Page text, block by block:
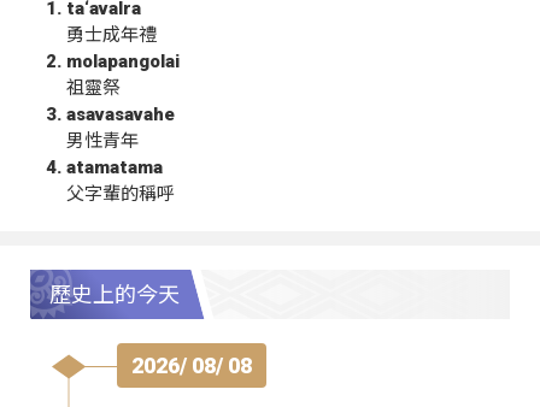
ta‘avalra
勇士成年禮
molapangolai
祖靈祭
asavasavahe
男性青年
atamatama
父字輩的稱呼
歷史上的今天
2026/ 08/ 08